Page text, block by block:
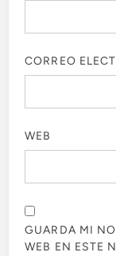
CORREO
WEB
GUARDA MI
WEB EN ESTE